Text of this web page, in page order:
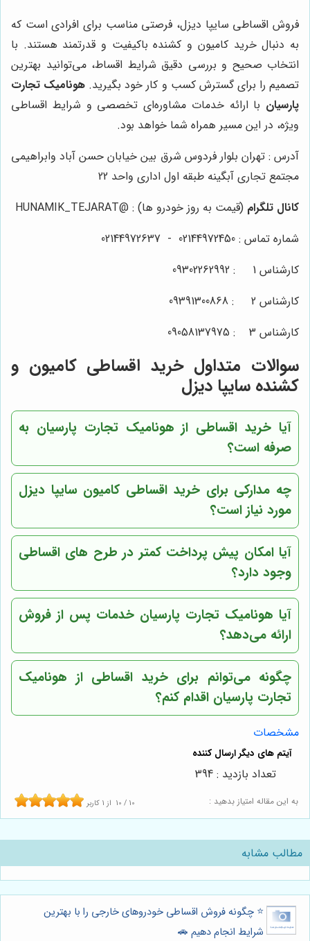
فروش اقساطی سایپا دیزل، فرصتی مناسب برای افرادی است که
به دنبال خرید کامیون و کشنده باکیفیت و قدرتمند هستند. با
انتخاب صحیح و بررسی دقیق شرایط اقساط، می‌توانید بهترین
تصمیم را برای گسترش کسب و کار خود بگیرید. هونامیک تجارت
پارسیان با ارائه خدمات مشاوره‌ای تخصصی و شرایط اقساطی
ویژه، در این مسیر همراه شما خواهد بود.
آدرس : تهران بلوار فردوس شرق بین خیابان حسن آباد وابراهیمی
مجتمع تجاری آبگینه طبقه اول اداری واحد 22
کانال تلگرام (قیمت به روز خودرو ها) : @HUNAMIK_TEJARAT
شماره تماس : 02144972450
-
02144972637
کارشناس 1 :
09302262992
کارشناس 2 :
09391300868
کارشناس 3 :
09058137975
سوالات متداول خرید اقساطی کامیون و
کشنده سایپا دیزل
آیا خرید اقساطی از هونامیک تجارت پارسیان به
صرفه است؟
چه مدارکی برای خرید اقساطی کامیون سایپا دیزل
مورد نیاز است؟
آیا امکان پیش پرداخت کمتر در طرح های اقساطی
وجود دارد؟
آیا هونامیک تجارت پارسیان خدمات پس از فروش
ارائه می‌دهد؟
چگونه می‌توانم برای خرید اقساطی از هونامیک
تجارت پارسیان اقدام کنم؟
مشخصات
به این مقاله امتیاز بدهید : 10 / 10 از 1 کاربر
تعداد بازدید : 394
مطالب مشابه
⭐️ چگونه فروش اقساطی خودروهای خارجی را با بهترین
شرایط انجام دهیم 🚗